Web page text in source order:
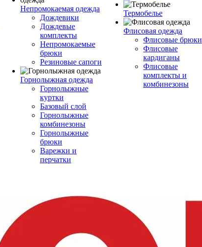
Непромокаемая одежда
Дождевики
Дождевые
комплекты
Непромокаемые
брюки
Резиновые сапоги
Горнолыжная одежда
Горнолыжные
куртки
Базовый слой
Горнолыжные
комбинезоны
Горнолыжные
брюки
Варежки и
перчатки
Термобелье
Флисовая одежда
Флисовые брюки
Флисовые
кардиганы
Флисовые
комплекты и
комбинезоны